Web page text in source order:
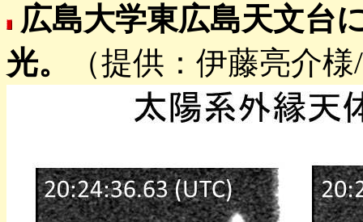
広島大学東広島天文台
光。
（提供：伊藤亮介